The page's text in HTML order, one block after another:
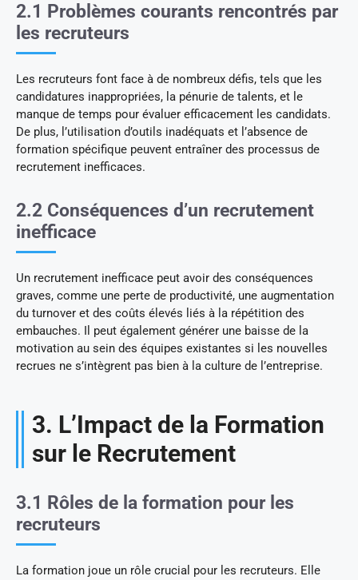
2.1 Problèmes courants rencontrés par
les recruteurs
Les recruteurs font face à de nombreux défis, tels que les
candidatures inappropriées, la pénurie de talents, et le
manque de temps pour évaluer efficacement les candidats.
De plus, l’utilisation d’outils inadéquats et l’absence de
formation spécifique peuvent entraîner des processus de
recrutement inefficaces.
2.2 Conséquences d’un recrutement
inefficace
Un recrutement inefficace peut avoir des conséquences
graves, comme une perte de productivité, une augmentation
du turnover et des coûts élevés liés à la répétition des
embauches. Il peut également générer une baisse de la
motivation au sein des équipes existantes si les nouvelles
recrues ne s’intègrent pas bien à la culture de l’entreprise.
3. L’Impact de la Formation
sur le Recrutement
3.1 Rôles de la formation pour les
recruteurs
La formation joue un rôle crucial pour les recruteurs. Elle